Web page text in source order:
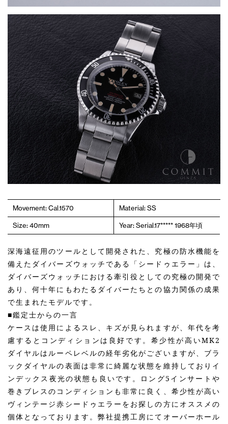
Movement: Cal.1570 Material: SS
Size: 40mm Year: Serial.17***** 1968年頃
深海遠征用のツールとして開発された、究極の防水機能を
備えたダイバーズウォッチである「シードゥエラー」は、
ダイバーズウォッチにおける牽引役としての究極の開発で
あり、何十年にもわたるダイバーたちとの協力関係の成果
で生まれたモデルです。
■鑑定士からの一言
ケースは使用によるスレ、キズが見られますが、年代を考
慮するとコンディションは良好です。希少性が高いMK2
ダイヤルはルーペレベルの経年劣化がございますが、ブラ
ックダイヤルの表面は非常に綺麗な状態を維持しておりイ
ンデックス夜光の状態も良いです。ロング5インサートや
巻きブレスのコンディションも非常に良く、希少性が高い
ヴィンテージ赤シードゥエラーをお探しの方にオススメの
個体となっております。弊社提携工房にてオーバーホール